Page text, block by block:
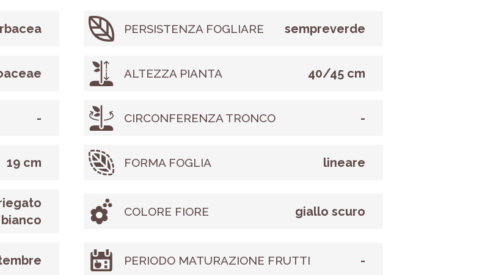
PERSISTENZA FOGLIARE sempreverde
ALTEZZA PIANTA 40/45 cm
- CIRCONFERENZA TRONCO -
19 cm FORMA FOGLIA lineare
bianco
COLORE FIORE giallo scuro
PERIODO MATURAZIONE FRUTTI -